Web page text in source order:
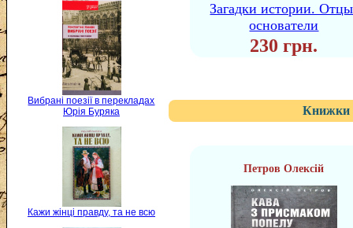
Вибрані поезії в перекладах
Юрія Буряка
Кажи жінці правду, та не всю
Загадки истории.
основатели
230 грн.
Книжки
Петров Олексій